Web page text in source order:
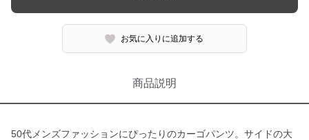
お気に入りに追加する
商品説明
50代メンズファッションにぴったりのカーゴパンツ。サイドの大